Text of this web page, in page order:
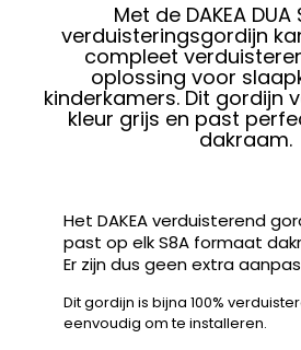
Met de DAKEA DUA
verduisteringsgordijn
compleet
oplossing voor
kinderkamers. Dit gordijn
kleur grijs en past
dakraam.
Het DAKEA verduisterend
past op elk S8A formaat
Er zijn dus geen extra
Dit gordijn is bijna 100%
eenvoudig om te installeren.